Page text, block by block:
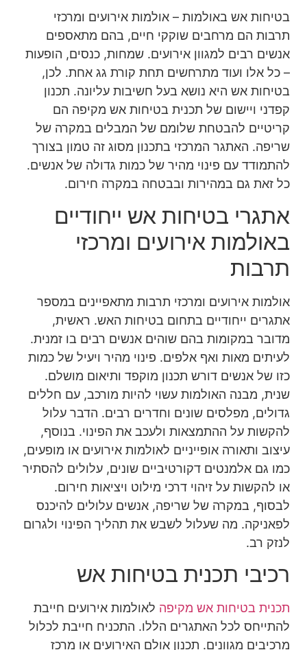
בטיחות אש באולמות – אולמות אירועים ומרכזי
תרבות הם מרחבים שוקקי חיים, בהם מתאספים
אנשים רבים למגוון אירועים. שמחות, כנסים, הופעות
– כל אלו ועוד מתרחשים תחת קורת גג אחת. לכן,
בטיחות אש היא נושא בעל חשיבות עליונה. תכנון
קפדני ויישום של תכנית בטיחות אש מקיפה הם
קריטיים להבטחת שלומם של המבלים במקרה של
שריפה. האתגר המרכזי בתכנון מסוג זה טמון בצורך
להתמודד עם פינוי מהיר של כמות גדולה של אנשים.
כל זאת גם במהירות ובבטחה במקרה חירום.
אתגרי בטיחות אש ייחודיים
באולמות אירועים ומרכזי
תרבות
אולמות אירועים ומרכזי תרבות מתאפיינים במספר
אתגרים ייחודיים בתחום בטיחות האש. ראשית,
מדובר במקומות בהם שוהים אנשים רבים בו זמנית.
לעיתים מאות ואף אלפים. פינוי מהיר ויעיל של כמות
כזו של אנשים דורש תכנון מוקפד ותיאום מושלם.
שנית, מבנה האולמות עשוי להיות מורכב, עם חללים
גדולים, מפלסים שונים וחדרים רבים. הדבר עלול
להקשות על ההתמצאות ולעכב את הפינוי. בנוסף,
עיצוב ותאורה אופייניים לאולמות אירועים או מופעים,
כמו גם אלמנטים דקורטיביים שונים, עלולים להסתיר
או להקשות על זיהוי דרכי מילוט ויציאות חירום.
לבסוף, במקרה של שריפה, אנשים עלולים להיכנס
לפאניקה. מה שעלול לשבש את תהליך הפינוי ולגרום
לנזק רב.
רכיבי תכנית בטיחות אש
תכנית בטיחות אש מקיפה לאולמות אירועים חייבת
להתייחס לכל האתגרים הללו. התכניח חייבת לכלול
מרכיבים מגוונים. תכנון אולם האירועים או מרכז